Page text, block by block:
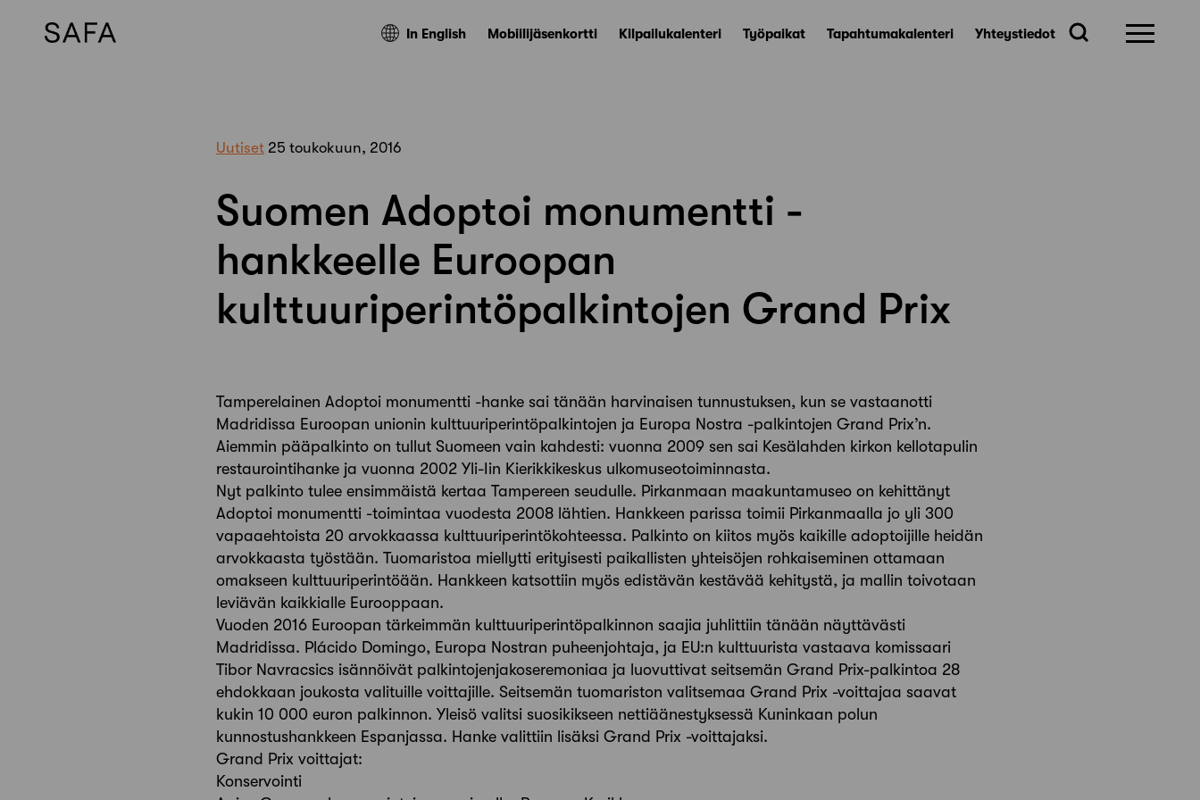
In English Mobiilijäsenkortti Kilpailukalenteri Työpaikat Tapahtumakalenteri Yhteystiedot
Uutiset 25 toukokuun, 2016
Suomen Adoptoi monumentti -
hankkeelle Euroopan
kulttuuriperintöpalkintojen Grand Prix
Tamperelainen Adoptoi monumentti -hanke sai tänään harvinaisen tunnustuksen, kun se vastaanotti
Madridissa Euroopan unionin kulttuuriperintöpalkintojen ja Europa Nostra -palkintojen Grand Prix’n.
Aiemmin pääpalkinto on tullut Suomeen vain kahdesti: vuonna 2009 sen sai Kesälahden kirkon kellotapulin
restaurointihanke ja vuonna 2002 Yli-Iin Kierikkikeskus ulkomuseotoiminnasta.
Nyt palkinto tulee ensimmäistä kertaa Tampereen seudulle. Pirkanmaan maakuntamuseo on kehittänyt
Adoptoi monumentti -toimintaa vuodesta 2008 lähtien. Hankkeen parissa toimii Pirkanmaalla jo yli 300
vapaaehtoista 20 arvokkaassa kulttuuriperintökohteessa. Palkinto on kiitos myös kaikille adoptoijille heidän
arvokkaasta työstään. Tuomaristoa miellytti erityisesti paikallisten yhteisöjen rohkaiseminen ottamaan
omakseen kulttuuriperintöään. Hankkeen katsottiin myös edistävän kestävää kehitystä, ja mallin toivotaan
leviävän kaikkialle Eurooppaan.
Vuoden 2016 Euroopan tärkeimmän kulttuuriperintöpalkinnon saajia juhlittiin tänään näyttävästi
Madridissa. Plácido Domingo, Europa Nostran puheenjohtaja, ja EU:n kulttuurista vastaava komissaari
Tibor Navracsics isännöivät palkintojenjakoseremoniaa ja luovuttivat seitsemän Grand Prix-palkintoa 28
ehdokkaan joukosta valituille voittajille. Seitsemän tuomariston valitsemaa Grand Prix -voittajaa saavat
kukin 10 000 euron palkinnon. Yleisö valitsi suosikikseen nettiäänestyksessä Kuninkaan polun
kunnostushankkeen Espanjassa. Hanke valittiin lisäksi Grand Prix -voittajaksi.
Grand Prix voittajat:
Konservointi